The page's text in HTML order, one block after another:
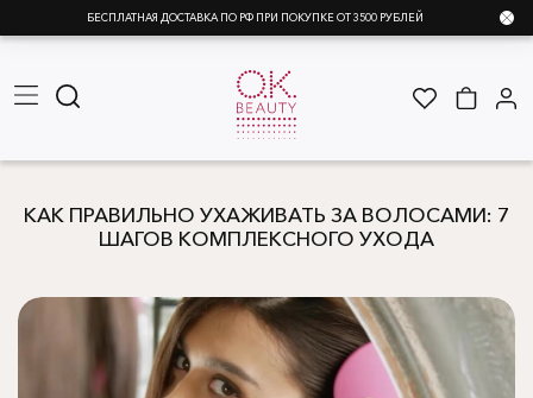
БЕСПЛАТНАЯ ДОСТАВКА ПО РФ ПРИ ПОКУПКЕ ОТ 3500 РУБЛЕЙ
КАК ПРАВИЛЬНО УХАЖИВАТЬ ЗА ВОЛОСАМИ: 7
ШАГОВ КОМПЛЕКСНОГО УХОДА